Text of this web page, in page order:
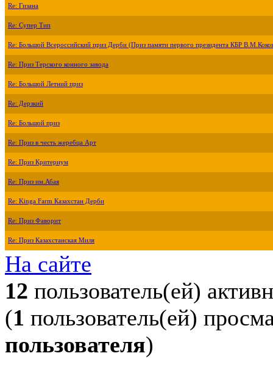
Re: Гизана
Re: Супер Тип
Re: Большой Всероссийский приз Дерби (Приз памяти первого президента КБР
Re: Приз Терского конного завода
Re: Большой Летний приз
Re: Дерзкий
Re: Большой приз
Re: Приз в честь жеребца Арт
Re: Приз Критериум
Re: Приз им.Абая
Re: Kinga Farm Казахстан Дерби
Re: Приз Фаворит
Re: Приз Казахстанская Миля
На сайте
12 пользователь(ей)
(1 пользователь(ей)
пользователя)